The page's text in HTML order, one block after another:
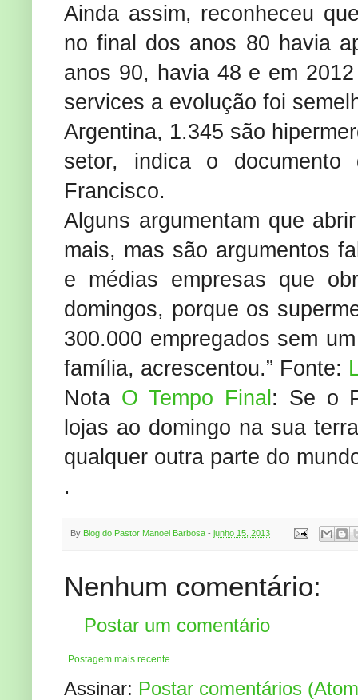
Ainda assim, reconheceu
no final dos anos 80 havia
anos 90, havia 48 e em
services a evolução foi
Argentina, 1.345 são
setor, indica o
Francisco.
Alguns argumentam que
mais, mas são argumentos
e médias empresas que
domingos, porque os
300.000 empregados sem
família, acrescentou.” Fonte:
Nota O Tempo Final : Se o
lojas ao domingo na sua
qualquer outra parte do
.
By Blog do Pastor Manoel Barbosa - junho 15, 2013
Nenhum comentário:
Postar um comentário
Postagem mais recente
Assinar: Postar comentários